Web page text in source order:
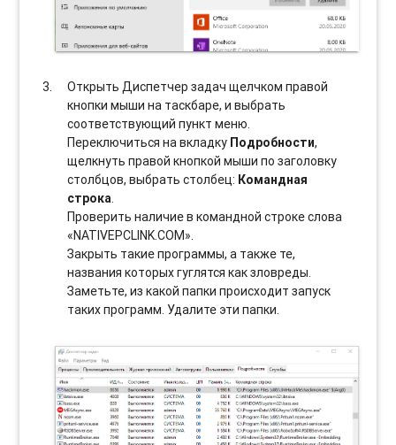
Открыть Диспетчер задач щелчком правой
кнопки мыши на таскбаре, и выбрать
соотвeтствующий пункт меню.
Переключиться на вкладку Подробности,
щелкнуть правой кнопкой мыши по заголовку
столбцов, выбрать столбец: Командная
строка.
Проверить наличие в командной строке слова
«NATIVEPCLINK.COM».
Закрыть такие программы, а также те,
названия которых гуглятся как зловреды.
Заметьте, из какой папки происходит запуск
таких программ. Удалите эти папки.